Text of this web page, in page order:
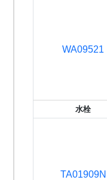
WA09521
水栓
TA01909N